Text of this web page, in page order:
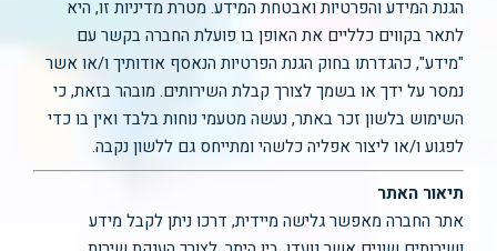
הגנת המידע והפרטיות ואבטחת המידע. מטרת מדיניות זו, היא
לתאר בקווים כלליים את האופן בו פועלת החברה בקשר עם
"מידע", כהגדרתו בחוק הגנת הפרטיות הנאסף אודותיך ו/או אשר
נמסר על ידך או בשמך לצורך קבלת השירותים. מובהר בזאת, כי
השימוש בלשון זכר באתר, נעשה מטעמי נוחות בלבד ואין בו כדי
לפגוע ו/או ליצור אפליה כלשהי ומתייחס גם ללשון נקבה.
תיאור האתר
אתר החברה מאפשר גלישה מיידית, דרכו ניתן לקבל מידע